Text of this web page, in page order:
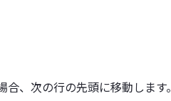
、次の行の先頭に移動します。